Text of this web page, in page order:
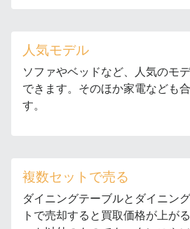
人気モデル
ソファやベッドなど、人気のモ
できます。そのほか家電なども
す。
複数セットで売る
ダイニングテーブルとダイニン
トで売却すると買取価格が上が